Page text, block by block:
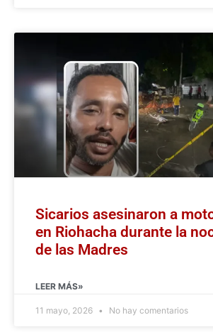
Sicarios asesinaron a
en Riohacha durante la
de las Madres
LEER MÁS»
11 mayo, 2026 No hay comentarios